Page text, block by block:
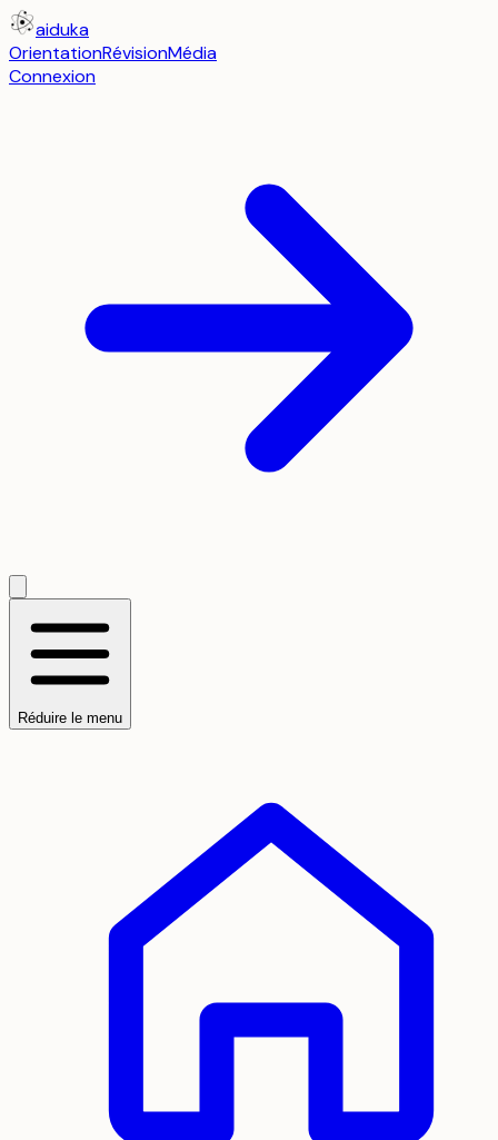
aiduka
OrientationRévisionMédia
Connexion
Réduire le menu